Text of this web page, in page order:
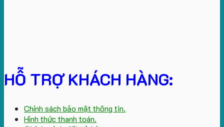
HỖ TRỢ KHÁCH HÀNG:
Chính sách bảo mật thông tin.
Hình thức thanh toán.